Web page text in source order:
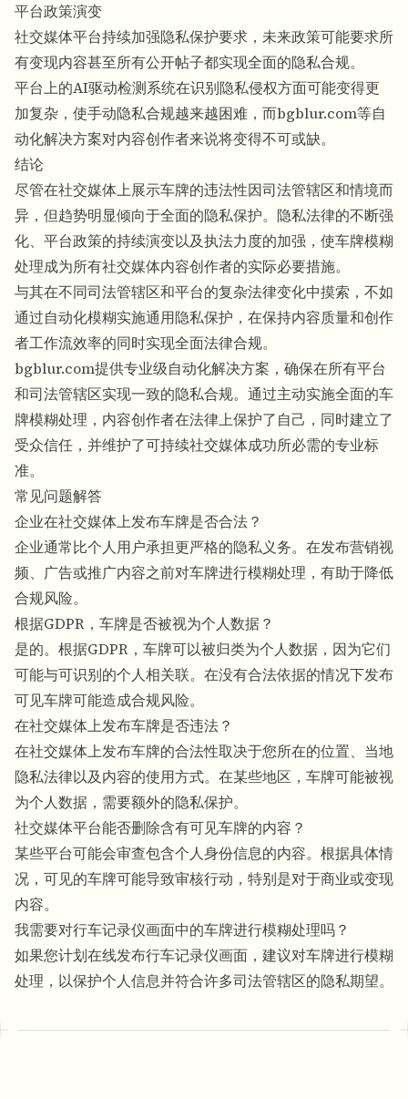
平台政策演变
社交媒体平台持续加强隐私保护要求，未来政策可能要求所
有变现内容甚至所有公开帖子都实现全面的隐私合规。
平台上的AI驱动检测系统在识别隐私侵权方面可能变得更
加复杂，使手动隐私合规越来越困难，而bgblur.com等自
动化解决方案对内容创作者来说将变得不可或缺。
结论
尽管在社交媒体上展示车牌的违法性因司法管辖区和情境而
异，但趋势明显倾向于全面的隐私保护。隐私法律的不断强
化、平台政策的持续演变以及执法力度的加强，使车牌模糊
处理成为所有社交媒体内容创作者的实际必要措施。
与其在不同司法管辖区和平台的复杂法律变化中摸索，不如
通过自动化模糊实施通用隐私保护，在保持内容质量和创作
者工作流效率的同时实现全面法律合规。
bgblur.com提供专业级自动化解决方案，确保在所有平台
和司法管辖区实现一致的隐私合规。通过主动实施全面的车
牌模糊处理，内容创作者在法律上保护了自己，同时建立了
受众信任，并维护了可持续社交媒体成功所必需的专业标
准。
常见问题解答
企业在社交媒体上发布车牌是否合法？
企业通常比个人用户承担更严格的隐私义务。在发布营销视
频、广告或推广内容之前对车牌进行模糊处理，有助于降低
合规风险。
根据GDPR，车牌是否被视为个人数据？
是的。根据GDPR，车牌可以被归类为个人数据，因为它们
可能与可识别的个人相关联。在没有合法依据的情况下发布
可见车牌可能造成合规风险。
在社交媒体上发布车牌是否违法？
在社交媒体上发布车牌的合法性取决于您所在的位置、当地
隐私法律以及内容的使用方式。在某些地区，车牌可能被视
为个人数据，需要额外的隐私保护。
社交媒体平台能否删除含有可见车牌的内容？
某些平台可能会审查包含个人身份信息的内容。根据具体情
况，可见的车牌可能导致审核行动，特别是对于商业或变现
内容。
我需要对行车记录仪画面中的车牌进行模糊处理吗？
如果您计划在线发布行车记录仪画面，建议对车牌进行模糊
处理，以保护个人信息并符合许多司法管辖区的隐私期望。